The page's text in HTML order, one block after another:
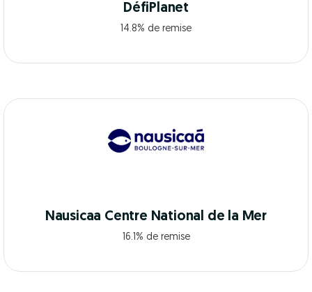
DéfiPlanet
14.8% de remise
Nausicaa Centre National de la Mer
16.1% de remise